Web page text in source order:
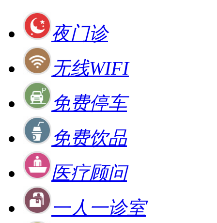
夜门诊
无线WIFI
免费停车
免费饮品
医疗顾问
一人一诊室